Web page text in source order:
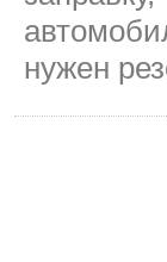
нужен